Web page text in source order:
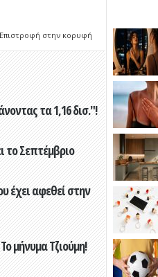
Επιστροφή στην κορυφή
τα 1,16 δισ."!
το Σεπτέμβριο
έχει αφεθεί στην
μήνυμα Τζιούμη!